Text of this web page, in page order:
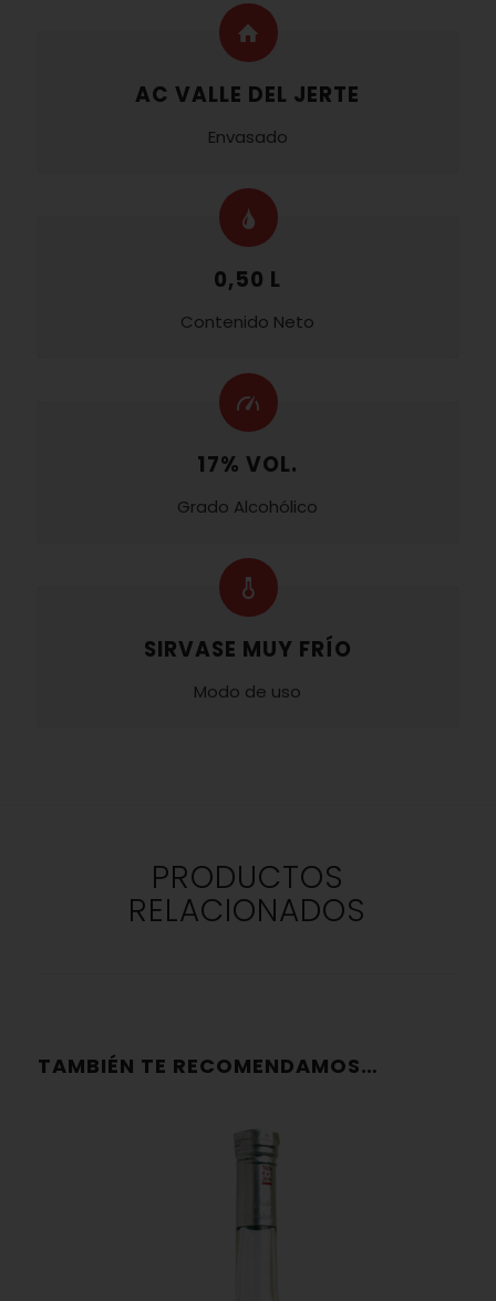
AC VALLE DEL JERTE
Envasado
0,50 L
Contenido Neto
17% VOL.
Grado Alcohólico
SIRVASE MUY FRÍO
Modo de uso
PRODUCTOS
RELACIONADOS
TAMBIÉN TE RECOMENDAMOS…